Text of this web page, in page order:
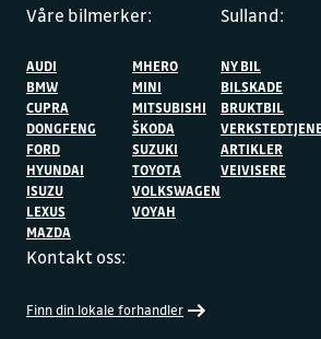
Våre bilmerker:
AUDI
BMW
CUPRA
DONGFENG
FORD
HYUNDAI
ISUZU
LEXUS
MAZDA
MHERO
MINI
MITSUBISHI
ŠKODA
SUZUKI
TOYOTA
VOLKSWAGEN
VOYAH
Sulland:
NY BIL
BILSKADE
BRUKTBIL
ARTIKLER
VEIVISERE
Kontakt oss:
Finn din lokale forhandler